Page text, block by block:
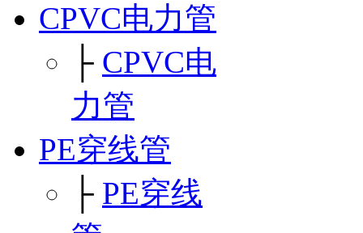
CPVC电力管
├ CPVC电
力管
PE穿线管
├ PE穿线